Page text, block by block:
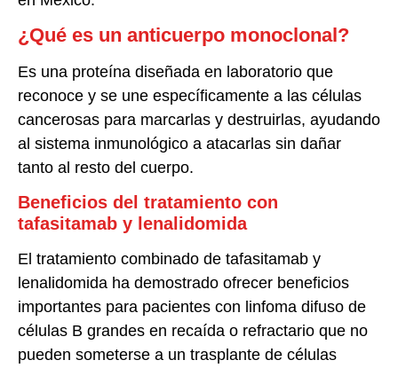
¿Qué es un anticuerpo monoclonal?
Es una proteína diseñada en laboratorio que
reconoce y se une específicamente a las células
cancerosas para marcarlas y destruirlas, ayudando
al sistema inmunológico a atacarlas sin dañar
tanto al resto del cuerpo.
Beneficios del tratamiento con
tafasitamab y lenalidomida
El tratamiento combinado de tafasitamab y
lenalidomida ha demostrado ofrecer beneficios
importantes para pacientes con linfoma difuso de
células B grandes en recaída o refractario que no
pueden someterse a un trasplante de células